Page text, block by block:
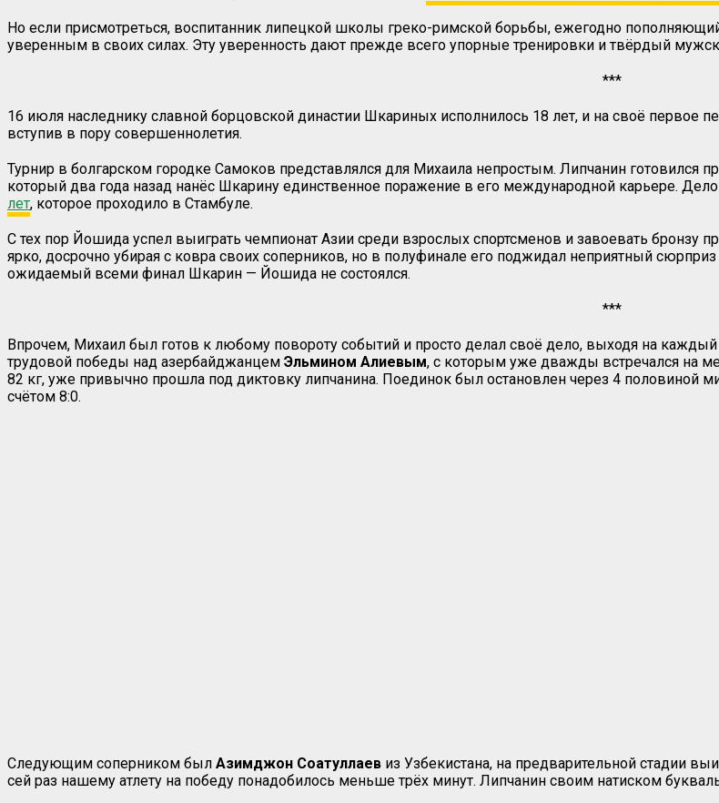
Но если присмотреться, воспитанник липецкой школы греко-римской борьбы, ежегодно
уверенным в своих силах. Эту уверенность дают прежде всего упорные тренировки и твёрдый
***
16 июля наследнику славной борцовской династии Шкариных исполнилось 18 лет, и на своё первое
вступив в пору совершеннолетия.
Турнир в болгарском городке Самоков представлялся для Михаила непростым. Липчанин готовился
который два года назад нанёс Шкарину единственное поражение в его международной карьере.
лет, которое проходило в Стамбуле.
С тех пор Йошида успел выиграть чемпионат Азии среди взрослых спортсменов и завоевать бронзу
ярко, досрочно убирая с ковра своих соперников, но в полуфинале его поджидал неприятный
ожидаемый всеми финал Шкарин — Йошида не состоялся.
***
Впрочем, Михаил был готов к любому повороту событий и просто делал своё дело, выходя на
трудовой победы над азербайджанцем Эльмином Алиевым, с которым уже дважды встречался на
82 кг, уже привычно прошла под диктовку липчанина. Поединок был остановлен через 4 половиной
счётом 8:0.
Следующим соперником был Азимджон Соатуллаев из Узбекистана, на предварительной стадии
сей раз нашему атлету на победу понадобилось меньше трёх минут. Липчанин своим натиском